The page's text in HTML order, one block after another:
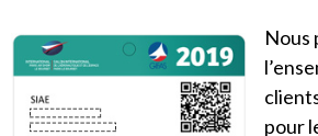
Nous
pour